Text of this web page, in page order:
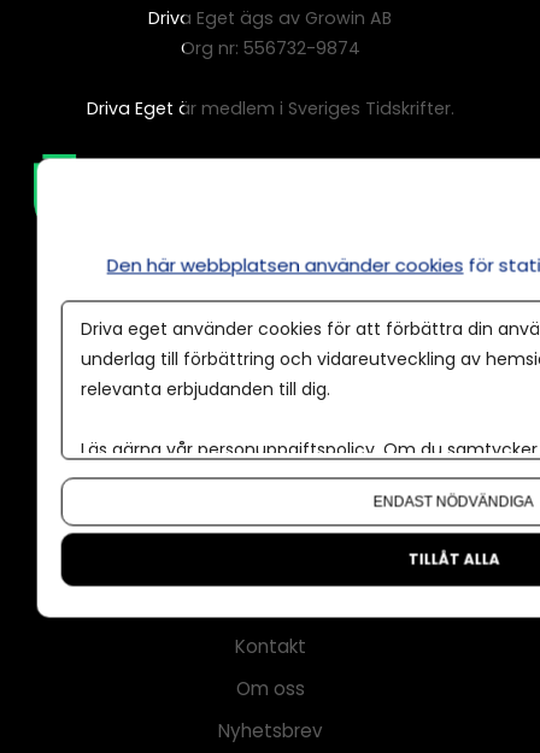
Driva Eget ägs av Growin AB
Org nr: 556732-9874
Driva Eget är medlem i Sveriges Tidskrifter.
Annonsera
Våra användarvillkor
Policy för AI
Kontakt
Om oss
Nyhetsbrev
Den här webbplatsen använder cookies för
Driva eget använder cookies för att förbättra din
underlag till förbättring och vidareutveckling av
relevanta erbjudanden till dig.
Läs gärna vår personuppgiftspolicy. Om du
Om du vill ändra ditt val i efterhand hittar du den
ENDAST NÖDVÄNDIGA
TILLÅT ALLA